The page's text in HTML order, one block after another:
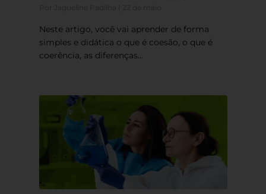
Neste artigo, você vai aprender de forma
simples e didática o que é coesão, o que é
coerência, as diferenças...